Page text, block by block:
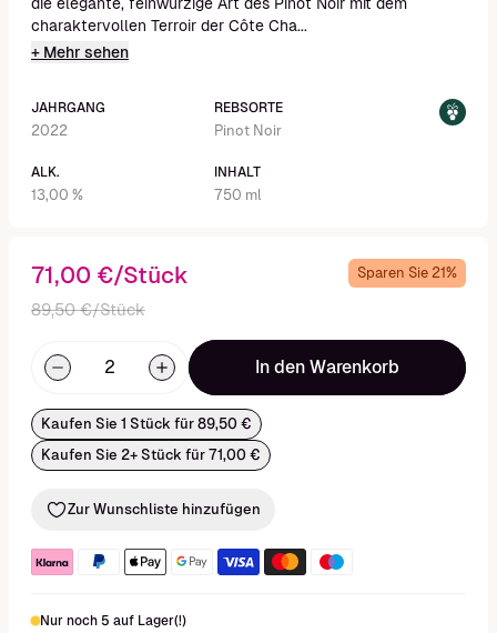
charaktervollen Terroir der Côte Cha...
+ Mehr sehen
JAHRGANG
2022
REBSORTE
Pinot Noir
ALK.
13,00 %
INHALT
750 ml
71,00 €/Stück
89,50 €/Stück
Sparen Sie 21%
In den Warenkorb
Kaufen Sie 1 Stück für 89,50 €
Kaufen Sie 2+ Stück für 71,00 €
Zur Wunschliste hinzufügen
Nur noch 5 auf Lager(!)